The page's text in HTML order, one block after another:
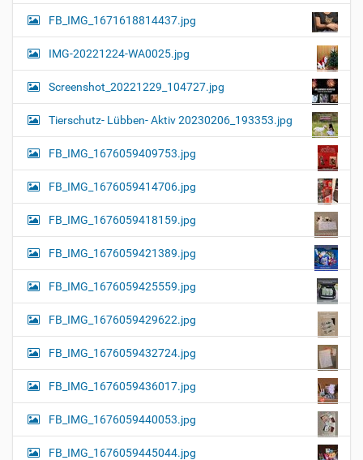
FB_IMG_1671618814437.jpg
IMG-20221224-WA0025.jpg
Screenshot_20221229_104727.jpg
Tierschutz- Lübben- Aktiv 20230206_193353.jpg
FB_IMG_1676059409753.jpg
FB_IMG_1676059414706.jpg
FB_IMG_1676059418159.jpg
FB_IMG_1676059421389.jpg
FB_IMG_1676059425559.jpg
FB_IMG_1676059429622.jpg
FB_IMG_1676059432724.jpg
FB_IMG_1676059436017.jpg
FB_IMG_1676059440053.jpg
FB_IMG_1676059445044.jpg